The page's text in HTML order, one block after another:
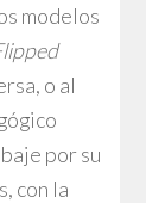
modelos
o al
por su
con la